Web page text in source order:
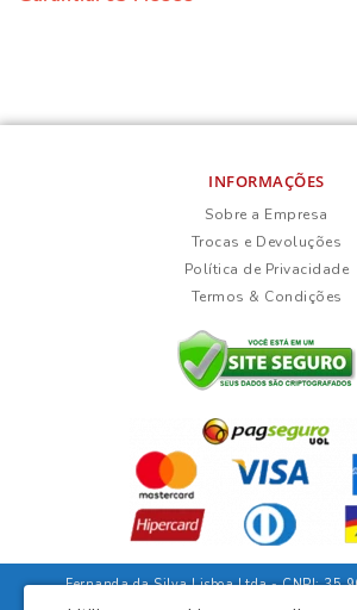
INFORMAÇÕES
Sobre a Empresa
Trocas e Devoluções
Política de Privacidade
Termos & Condições
Fernanda da Silva Lisboa Ltda - CNPJ:
Rua Duarte Guimarães, 135 - Ubaíra/Bahia